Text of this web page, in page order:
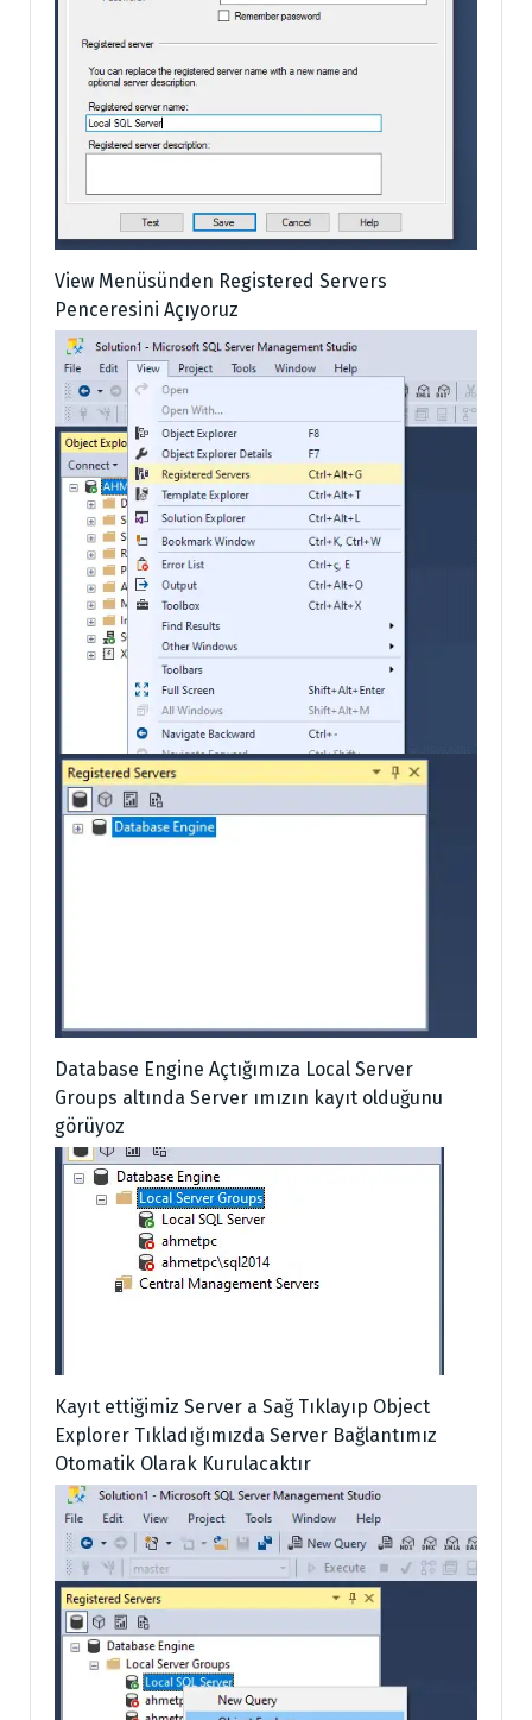
View Menüsünden Registered Servers
Penceresini Açıyoruz
Database Engine Açtığımıza Local Server
Groups altında Server ımızın kayıt olduğunu
görüyoz
Kayıt ettiğimiz Server a Sağ Tıklayıp Object
Explorer Tıkladığımızda Server Bağlantımız
Otomatik Olarak Kurulacaktır